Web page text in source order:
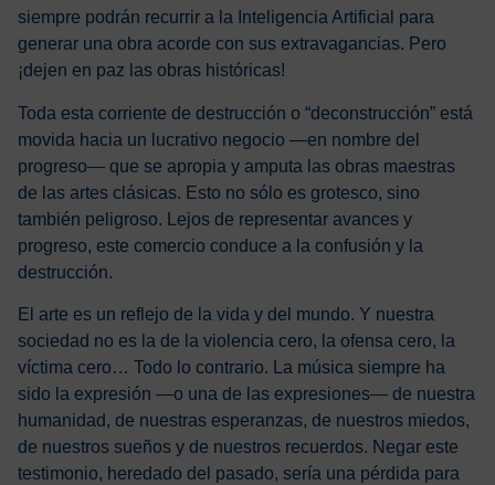
siempre podrán recurrir a la Inteligencia Artificial para
generar una obra acorde con sus extravagancias. Pero
¡dejen en paz las obras históricas!
Toda esta corriente de destrucción o “deconstrucción” está
movida hacia un lucrativo negocio —en nombre del
progreso— que se apropia y amputa las obras maestras
de las artes clásicas. Esto no sólo es grotesco, sino
también peligroso. Lejos de representar avances y
progreso, este comercio conduce a la confusión y la
destrucción.
El arte es un reflejo de la vida y del mundo. Y nuestra
sociedad no es la de la violencia cero, la ofensa cero, la
víctima cero… Todo lo contrario. La música siempre ha
sido la expresión —o una de las expresiones— de nuestra
humanidad, de nuestras esperanzas, de nuestros miedos,
de nuestros sueños y de nuestros recuerdos. Negar este
testimonio, heredado del pasado, sería una pérdida para